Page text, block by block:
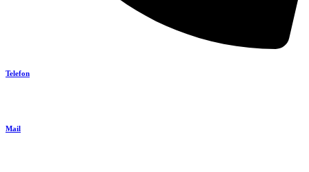
Telefon
Mail